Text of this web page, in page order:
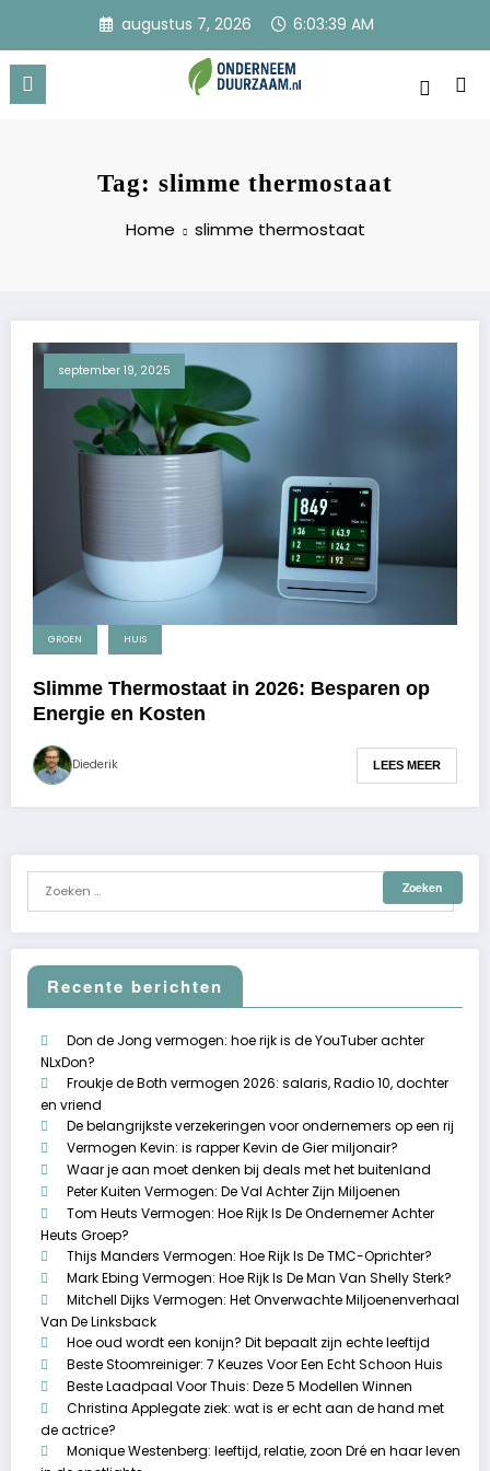
de
augustus 7, 2026 6:03:39 AM
Tag: slimme thermostaat
Home slimme thermostaat
september 19, 2025
GROEN HUIS
Slimme Thermostaat in 2026: Besparen op
Energie en Kosten
Diederik LEES MEER
Recente berichten
Don de Jong vermogen: hoe rijk is de YouTuber achter
NLxDon?
Froukje de Both vermogen 2026: salaris, Radio 10, dochter
en vriend
De belangrijkste verzekeringen voor ondernemers op een rij
Vermogen Kevin: is rapper Kevin de Gier miljonair?
Waar je aan moet denken bij deals met het buitenland
Peter Kuiten Vermogen: De Val Achter Zijn Miljoenen
Tom Heuts Vermogen: Hoe Rijk Is De Ondernemer Achter
Heuts Groep?
Thijs Manders Vermogen: Hoe Rijk Is De TMC-Oprichter?
Mark Ebing Vermogen: Hoe Rijk Is De Man Van Shelly Sterk?
Mitchell Dijks Vermogen: Het Onverwachte Miljoenenverhaal
Van De Linksback
Hoe oud wordt een konijn? Dit bepaalt zijn echte leeftijd
Beste Stoomreiniger: 7 Keuzes Voor Een Echt Schoon Huis
Beste Laadpaal Voor Thuis: Deze 5 Modellen Winnen
Christina Applegate ziek: wat is er echt aan de hand met
de actrice?
Monique Westenberg: leeftijd, relatie, zoon Dré en haar leven